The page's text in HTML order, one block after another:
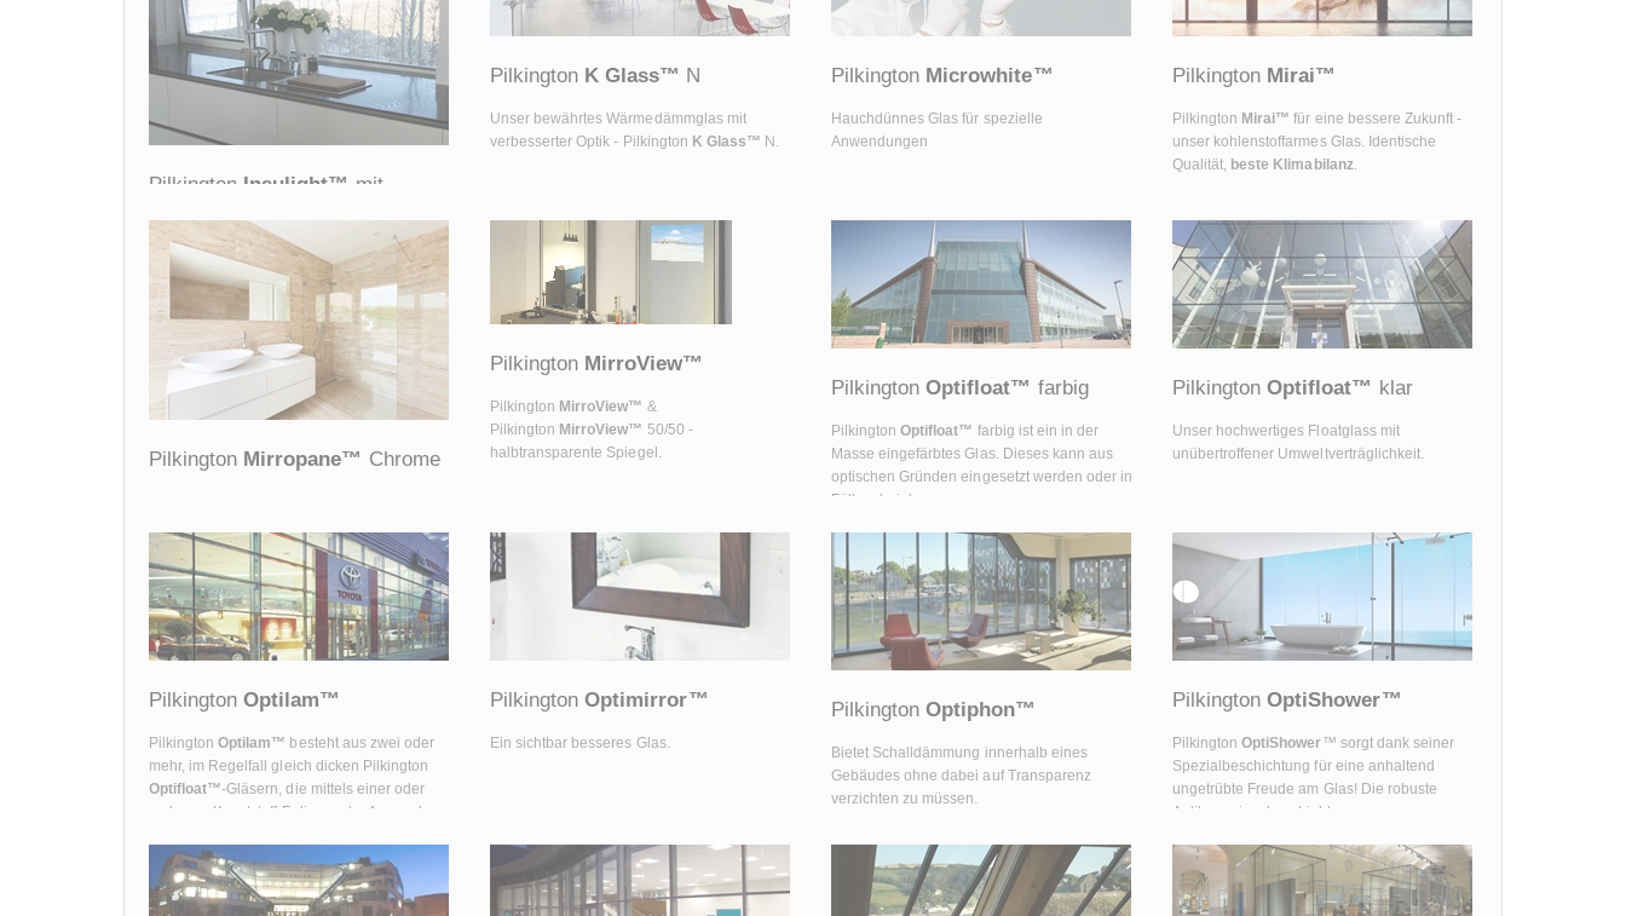
Pilkington Insulight™ mit
ScreenLine
Pilkington Insulight™ mit ScreenLine ist ein
Isolierglas mit einer Jalousie oder einem
Verdunkelungsplissee im Scheibenzwischenraum.
Es ist unempfindlich gegenüber äußeren Einflüssen
und daher sehr langlebig. Dank der großen Auswahl
an Varianten, Bedienungsmöglichkeiten und Farben
gibt es immer eine Lösung, die Ihren Bedürfnissen
Pilkington K Glass™ N
Unser bewährtes Wärmedämmglas mit
verbesserter Optik - Pilkington K Glass™ N.
Pilkington Microwhite™
Hauchdünnes Glas für spezielle
Anwendungen
Pilkington Mirai™
Pilkington Mirai™ für eine bessere Zukunft -
unser kohlenstoffarmes Glas. Identische
Qualität, beste Klimabilanz.
Pilkington Mirropane™ Chrome
ästhetischer Hinsicht ein echtes Highlight. Er
kann auch in Bereichen eingesetzt werden,
die eine Höchstleistung in punkto Sicherheit
und Beständigkeit verlangen.
Pilkington MirroView™
Pilkington MirroView™ &
Pilkington MirroView™ 50/50 -
halbtransparente Spiegel.
Pilkington Optifloat™ farbig
PilkingtonOptifloat™ farbig ist ein in der
Masse eingefärbtes Glas. Dieses kann aus
optischen Gründen eingesetzt werden oder in
Fällen, bei denen
Pilkington Optifloat™ klar
Unser hochwertiges Floatglass mit
unübertroffener Umweltverträglichkeit.
Pilkington Optilam™
PilkingtonOptilam™ besteht aus zwei oder
mehr, im Regelfall gleich dicken Pilkington
Optifloat™-Gläsern, die mittels einer oder
mehrerer Kunststoff-Folien, unter Anwendung
verklebt sind. Im Falle eines Bruches haften
die Bruchstücke auf der Folie.
Pilkington Optimirror™
Ein sichtbar besseres Glas.
Pilkington Optiphon™
Bietet Schalldämmung innerhalb eines
Gebäudes ohne dabei auf Transparenz
verzichten zu müssen.
Pilkington OptiShower™
PilkingtonOptiShower™ sorgt dank seiner
Spezialbeschichtung für eine anhaltend
ungetrübte Freude am Glas! Die robuste
Antikorrosionsbeschichtung von
Verwitterung, indem sie die Glasoberfläche
dauerhaft vor äußeren chemischen und
physikalischen Einflüssen